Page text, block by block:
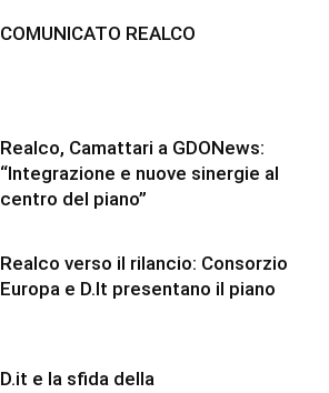
COMUNICATO REALCO
Realco, Camattari a GDONews:
“Integrazione e nuove sinergie al
centro del piano”
Realco verso il rilancio: Consorzio
Europa e D.It presentano il piano
D.it e la sfida della